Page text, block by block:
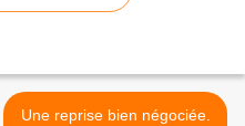
Une reprise bien négociée.